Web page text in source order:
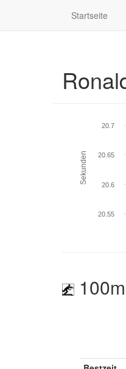
Startseite
Sekunden
20.55
20.6
20.65
20.7